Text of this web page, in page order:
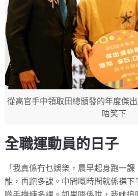
從高官手中領取田總頒發的年度傑
唔笑下
全職運動員的日子
「我真係冇乜娛樂，晨早起身跑一
能，再跑多課。中間嘅時間就係襟